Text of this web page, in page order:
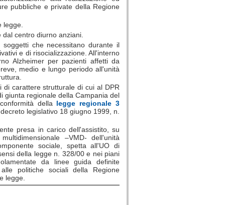
pubbliche e private della Regione
legge.
centro diurno anziani.
che necessitano durante il
e di risocializzazione. All'interno
Alzheimer per pazienti affetti da
medio e lungo periodo all'unità
carattere strutturale di cui al DPR
giunta regionale della Campania del
della legge regionale 3
legislativo 18 giugno 1999, n.
presa in carico dell'assistito, su
–VMD- dell'unità
sociale, spetta all'UO di
della legge n. 328/00 e nei piani
da linee guida definite
politiche sociali della Regione
legge.